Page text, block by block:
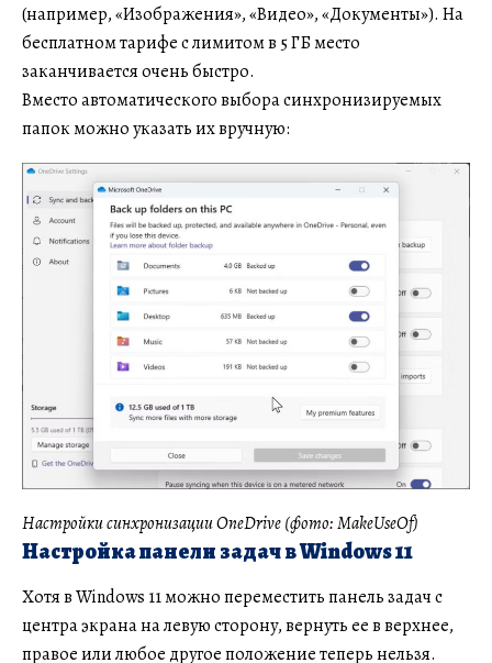
(например, «Изображения», «Видео», «Документы»). На
бесплатном тарифе с лимитом в 5 ГБ место
заканчивается очень быстро.
Вместо автоматического выбора синхронизируемых
папок можно указать их вручную:
Настройки синхронизации OneDrive (фото: MakeUseOf)
Настройка панели задач в Windows 11
Хотя в Windows 11 можно переместить панель задач с
центра экрана на левую сторону, вернуть ее в верхнее,
правое или любое другое положение теперь нельзя.